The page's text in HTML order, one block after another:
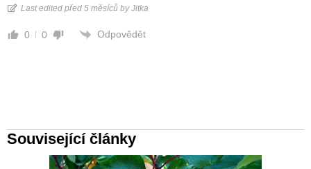
Last edited před 5 měsíců by Jitka
0 0 Odpovědět
Související články